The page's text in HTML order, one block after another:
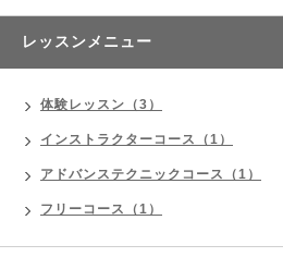
レッスンメニュー
体験レッスン（3）
インストラクターコース（1）
アドバンステクニックコース（1）
フリーコース（1）